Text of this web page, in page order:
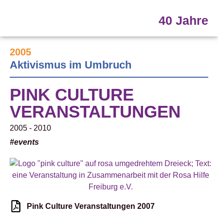
40 Jahre
2005
Aktivismus im Umbruch
PINK CULTURE
VERANSTALTUNGEN
2005 - 2010
#events
Pink Culture Veranstaltungen 2007